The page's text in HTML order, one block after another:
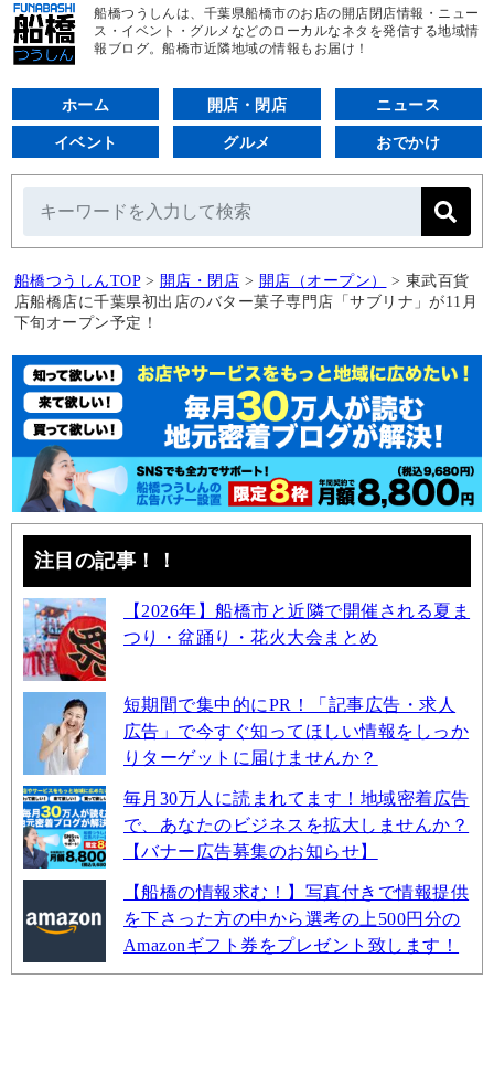
船橋つうしんは、千葉県船橋市のお店の開店閉店情報・ニュー
ス・イベント・グルメなどのローカルなネタを発信する地域情
報ブログ。船橋市近隣地域の情報もお届け！
ホーム 開店・閉店 ニュース
イベント グルメ おでかけ
船橋つうしんTOP > 開店・閉店 > 開店（オープン） > 東武百貨
店船橋店に千葉県初出店のバター菓子専門店「サブリナ」が11月
下旬オープン予定！
注目の記事！！
【2026年】船橋市と近隣で開催される夏ま
つり・盆踊り・花火大会まとめ
短期間で集中的にPR！「記事広告・求人
広告」で今すぐ知ってほしい情報をしっか
りターゲットに届けませんか？
毎月30万人に読まれてます！地域密着広告
で、あなたのビジネスを拡大しませんか？
【バナー広告募集のお知らせ】
【船橋の情報求む！】写真付きで情報提供
を下さった方の中から選考の上500円分の
Amazonギフト券をプレゼント致します！